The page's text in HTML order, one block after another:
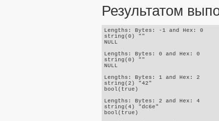
Результатом
Lengths: Bytes: -1 and Hex: 0
string(0) ""
NULL
Lengths: Bytes: 0 and Hex: 0
string(0) ""
NULL
Lengths: Bytes: 1 and Hex: 2
string(2) "42"
bool(true)
Lengths: Bytes: 2 and Hex: 4
string(4) "dc6e"
bool(true)